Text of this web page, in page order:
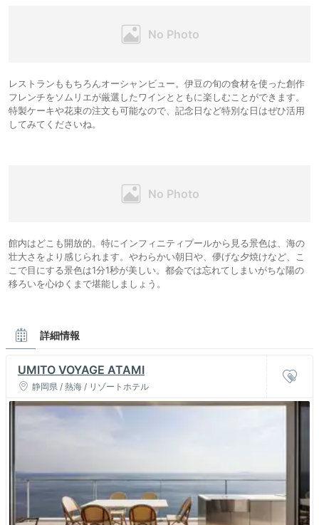
レストランももちろんオーシャンビュー。伊豆の旬の食材を使った創作
フレンチをソムリエが厳選したワインとともに楽しむことができます。
特製ケーキや花束の注文も可能なので、記念日など特別な日はぜひ活用
してみてくださいね。
館内はどこも開放的。特にインフィニティプールから見る景色は、海の
壮大さをより感じられます。やわらかい朝日や、儚げな夕焼けなど、こ
こで目にする景色は1分1秒が美しい。都会では忘れてしまいがちな陽の
移ろいを心ゆくまで堪能しましょう。
詳細情報
UMITO VOYAGE ATAMI
静岡県 / 熱海 / リゾートホテル